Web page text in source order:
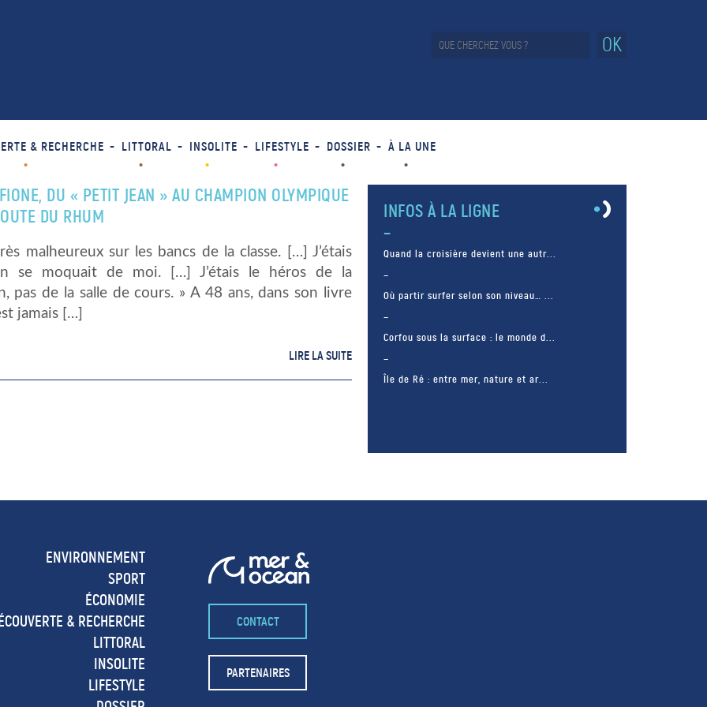
OK
& RECHERCHE LITTORAL INSOLITE LIFESTYLE DOSSIER À LA UNE
DU « PETIT JEAN » AU CHAMPION OLYMPIQUE
DU RHUM
malheureux sur les bancs de la classe. […] J’étais
se moquait de moi. […] J’étais le héros de la
pas de la salle de cours. » A 48 ans, dans son livre
jamais […]
LIRE LA SUITE
INFOS À LA LIGNE
Quand la croisière devient une autr...
Où partir surfer selon son niveau… ...
Corfou sous la surface : le monde d...
Île de Ré : entre mer, nature et ar...
ENVIRONNEMENT
SPORT
ÉCONOMIE
& RECHERCHE
LITTORAL
INSOLITE
LIFESTYLE
CONTACT
PARTENAIRES